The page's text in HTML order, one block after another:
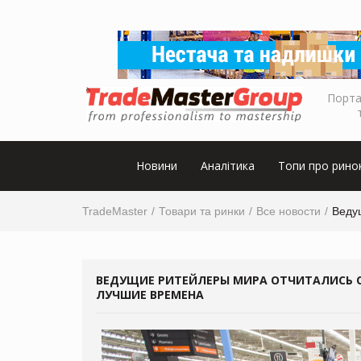
Новини Аналітика Топи про
TradeMaster Товари та ринки Все новости
ВЕДУЩИЕ РИТЕЙЛЕРЫ МИРА ОТЧИТАЛИСЬ О
ЛУЧШИЕ ВРЕМЕНА